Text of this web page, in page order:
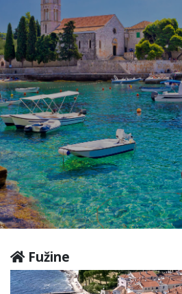
Fužine